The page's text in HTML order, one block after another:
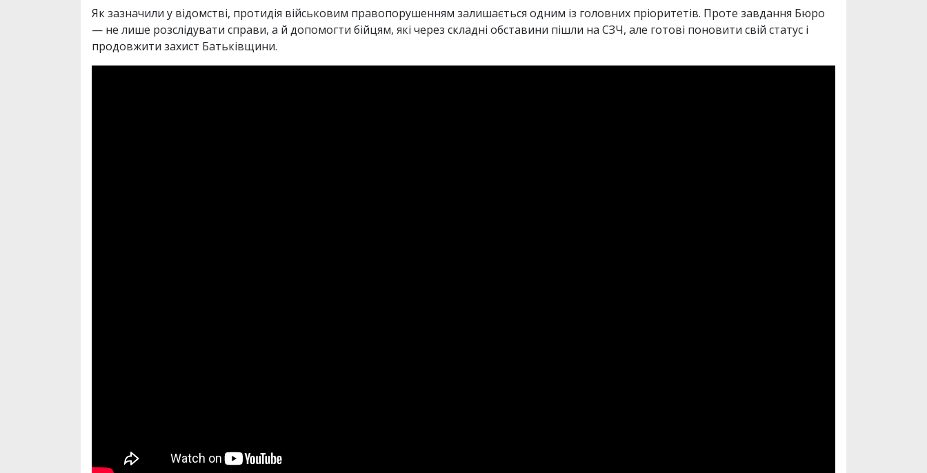
Як зазначили у відомстві, протидія військовим правопорушенням залишається одним із головних пріоритетів. Проте завдання Бюро
— не лише розслідувати справи, а й допомогти бійцям, які через складні обставини пішли на СЗЧ, але готові поновити свій статус і
продовжити захист Батьківщини.